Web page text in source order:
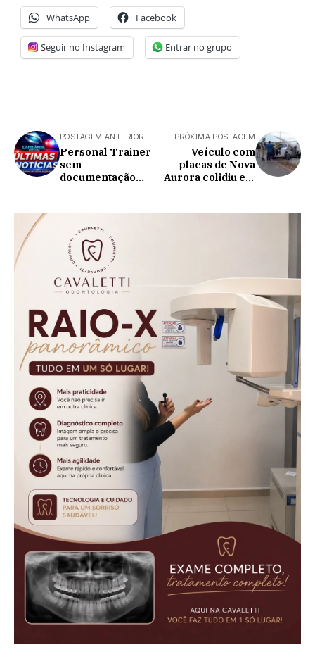
WhatsApp Facebook
Seguir no Instagram Entrar no grupo
POSTAGEM ANTERIOR
Personal Trainer
sem
documentação
denunciado!
PRÓXIMA POSTAGEM
Veículo com
placas de Nova
Aurora colidiu em
domingo